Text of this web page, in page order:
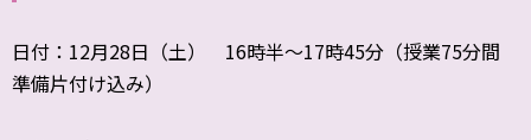
日付：12月28日（土） 16時半～17時45分（授業75分間
準備片付け込み）